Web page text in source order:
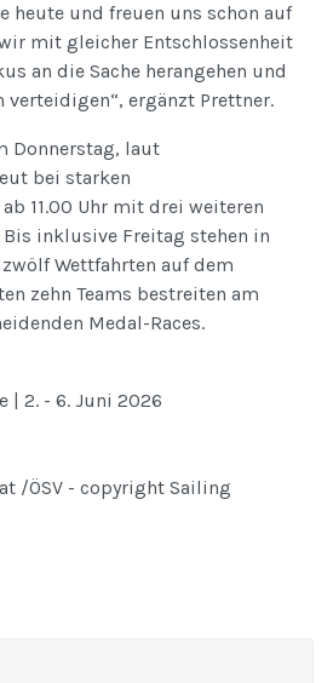
heute und freuen uns schon auf
mit gleicher Entschlossenheit
an die Sache herangehen und
verteidigen“, ergänzt Prettner.
Donnerstag, laut
bei starken
11.00 Uhr mit drei weiteren
Bis inklusive Freitag stehen in
Wettfahrten auf dem
zehn Teams bestreiten am
Medal-Races.
| 2. - 6. Juni 2026
/ÖSV - copyright Sailing